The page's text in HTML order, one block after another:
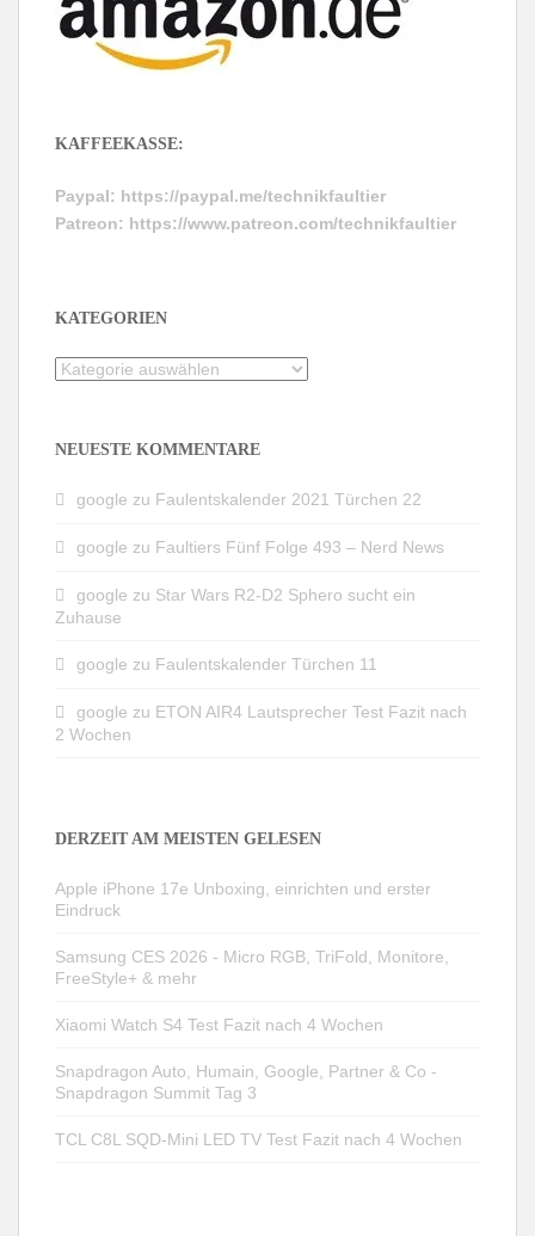
KAFFEEKASSE:
Paypal: https://paypal.me/technikfaultier
Patreon: https://www.patreon.com/technikfaultier
KATEGORIEN
Kategorien
NEUESTE KOMMENTARE
google zu Faulentskalender 2021 Türchen 22
google zu Faultiers Fünf Folge 493 – Nerd News
google zu Star Wars R2-D2 Sphero sucht ein
Zuhause
google zu Faulentskalender Türchen 11
google zu ETON AIR4 Lautsprecher Test Fazit nach
2 Wochen
DERZEIT AM MEISTEN GELESEN
Apple iPhone 17e Unboxing, einrichten und erster
Eindruck
Samsung CES 2026 - Micro RGB, TriFold, Monitore,
FreeStyle+ & mehr
Xiaomi Watch S4 Test Fazit nach 4 Wochen
Snapdragon Auto, Humain, Google, Partner & Co -
Snapdragon Summit Tag 3
TCL C8L SQD-Mini LED TV Test Fazit nach 4 Wochen